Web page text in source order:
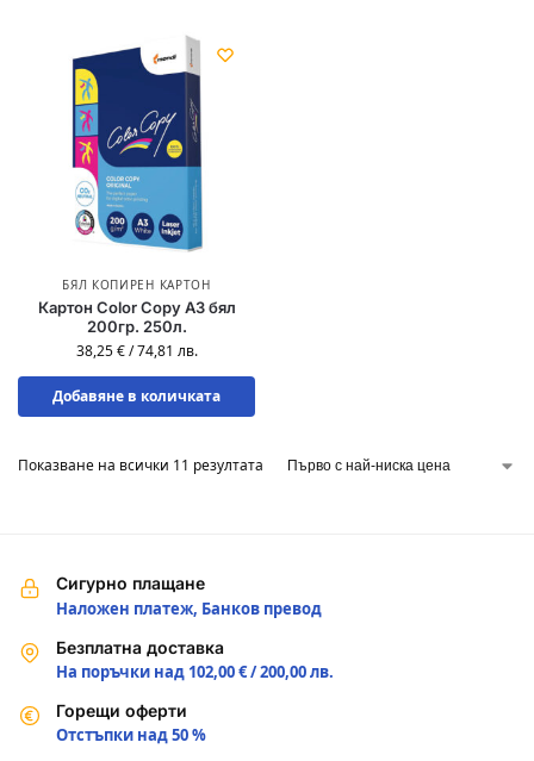
БЯЛ КОПИРЕН КАРТОН
Картон Color Copy A3 бял
200гр. 250л.
38,25€ /74,81 лв.
Добавяне в количката
Показване на всички 11 резултата
Сигурно плащане
Наложен платеж, Банков превод
Безплатна доставка
На поръчки над 102,00 € / 200,00 лв.
Горещи оферти
Отстъпки над 50 %